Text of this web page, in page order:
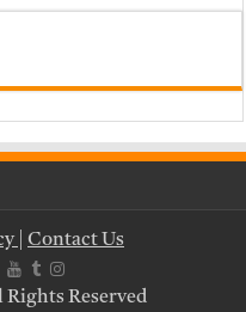
Contact Us
Reserved